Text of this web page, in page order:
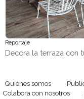
Reportaje
Decora la terraza con
Quiénes somos
Colabora con nosotros